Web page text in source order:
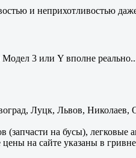
и неприхотливостью
Модел 3 или Y вполне
Луцк, Львов, Николаев,
(запчасти на бусы),
на сайте указаны в